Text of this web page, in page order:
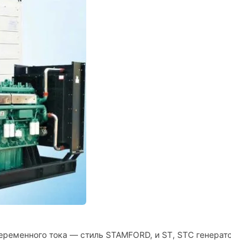
тока — стиль STAMFORD, и ST, STC